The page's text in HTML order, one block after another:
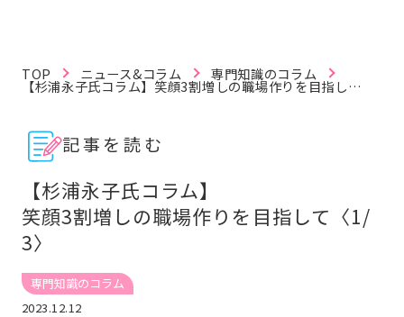
記事を読む
リフレ白書 認定資格 リフレラボとは
キーワードから探す
記事を読む
【杉浦永子氏コラム】
笑顔3割増しの職場作りを目指して〈1/
3〉
専門知識のコラム
2023.12.12
TOP ニュース&コラム 専門知識のコラム
【杉浦永子氏コラム】笑顔3割増しの職場作りを目指して
〈1/3〉